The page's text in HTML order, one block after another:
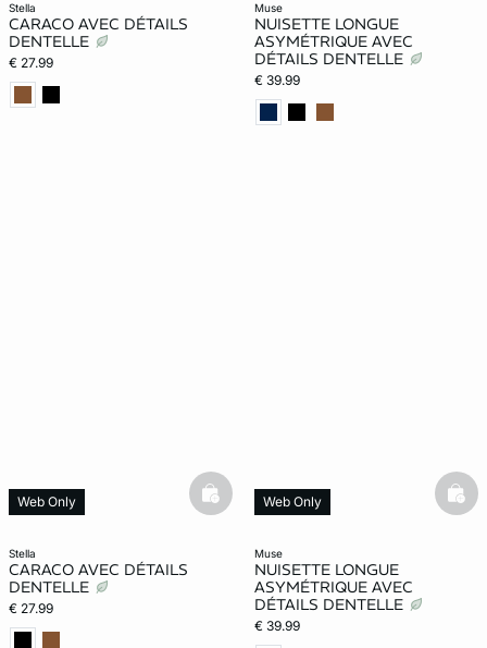
stella
CARACO AVEC DÉTAILS
DENTELLE
€ 27.99
muse
NUISETTE LONGUE
ASYMÉTRIQUE AVEC
DÉTAILS DENTELLE
€ 39.99
stella
CARACO AVEC DÉTAILS
DENTELLE
€ 27.99
Web Only basketfull
muse
NUISETTE LONGUE
ASYMÉTRIQUE AVEC
DÉTAILS DENTELLE
€ 39.99
Web Only